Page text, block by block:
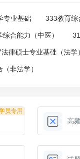
专业基础 333教育综
合能力（中医）
律硕士专业基础（法学）
非法学）
员专用
高